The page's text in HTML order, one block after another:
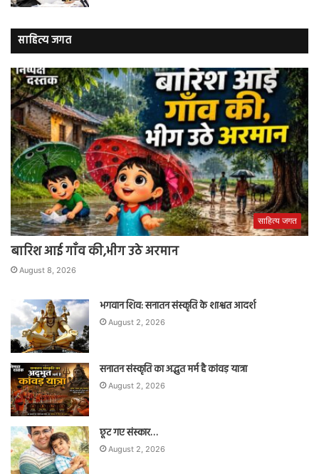
साहित्य जगत
साहित्य जगत
बारिश आई गाँव की,भीग उठे अरमान
August 8, 2026
भगवान शिव: सनातन संस्कृति के शाश्वत आदर्श
August 2, 2026
सनातन संस्कृति का अद्भुत मर्म है कांवड़ यात्रा
August 2, 2026
छूट गए संस्कार…
August 2, 2026